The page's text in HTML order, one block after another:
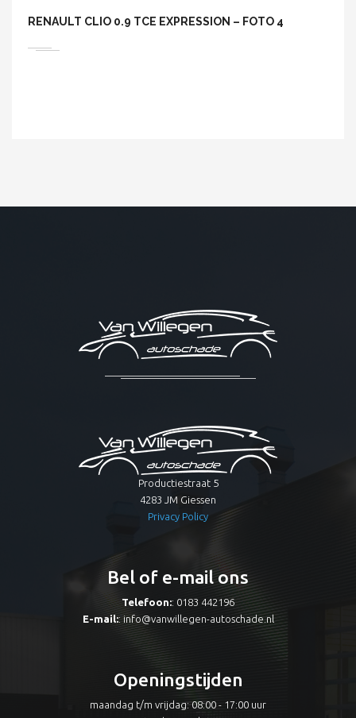
RENAULT CLIO 0.9 TCE EXPRESSION – FOTO 4
Productiestraat 5
4283 JM Giessen
Privacy Policy
Bel of e-mail ons
Telefoon:: 0183 442196
E-mail:: info@vanwillegen-autoschade.nl
Openingstijden
maandag t/m vrijdag: 08:00 - 17:00 uur